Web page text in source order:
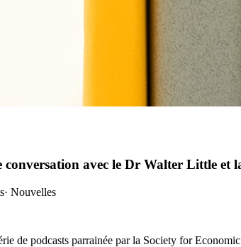
conversation avec le Dr Walter Little
· Nouvelles
de podcasts parrainée par la Society for